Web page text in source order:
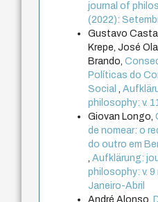
journal of
(2022):
Gustavo
Krepe, José
Brando,
Políticas do
Social,
philosophy: v.
Giovan Longo,
de nomear: o
do outro em
,Aufklärung:
philosophy: v. 9
Janeiro-Abril
André Alonso,